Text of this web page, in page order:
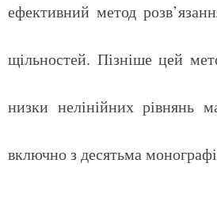
ефективний метод
щільностей. Пізніше цей
низки нелінійних рівнянь
включно з десятьма